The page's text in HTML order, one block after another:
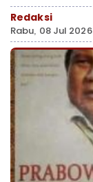
Redaksi
Rabu, 08 Jul